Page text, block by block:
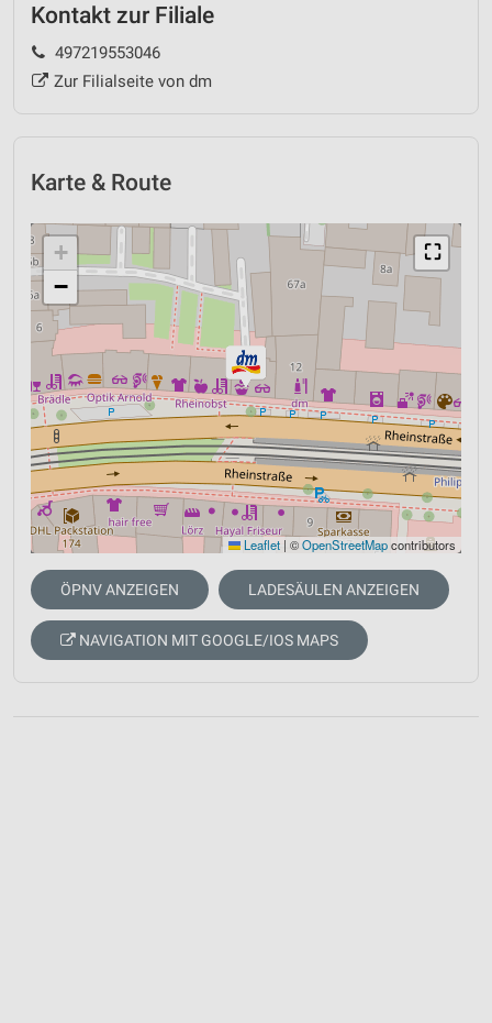
Kontakt zur Filiale
497219553046
Zur Filialseite von dm
Karte & Route
⛶
+
−
Leaflet | ©OpenStreetMapcontributors
ÖPNV ANZEIGEN LADESÄULEN ANZEIGEN
NAVIGATION MIT GOOGLE/IOS MAPS